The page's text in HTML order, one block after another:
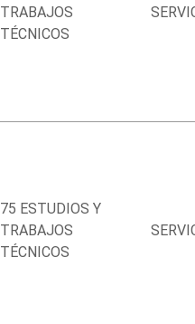
TRABAJOS
TÉCNICOS
75 ESTUDIOS Y
TRABAJOS
TÉCNICOS